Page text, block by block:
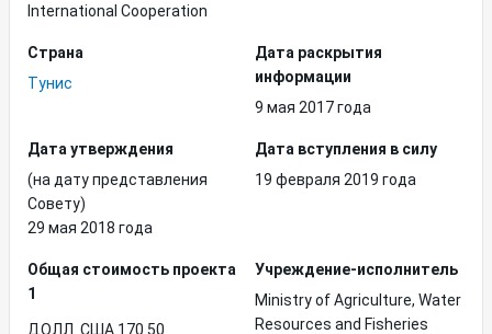
International Cooperation
Страна
Тунис
Дата раскрытия
информации
9 мая 2017 года
Дата утверждения
(на дату представления
Совету)
29 мая 2018 года
Дата вступления в силу
19 февраля 2019 года
Общая стоимость проекта
1
ДОЛЛ. США 170.50
Учреждение-исполнитель
Ministry of Agriculture, Water
Resources and Fisheries